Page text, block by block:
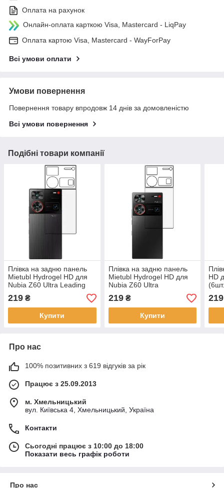
Оплата на рахунок
Онлайн-оплата карткою Visa, Mastercard - LiqPay
Оплата картою Visa, Mastercard - WayForPay
Всі умови оплати
Умови повернення
Повернення товару впродовж 14 днів за домовленістю
Всі умови повернення
Подібні товари компанії
Плівка на задню панель
Mietubl Hydrogel HD для
Nubia Z60 Ultra Leading
Version
219 ₴
Купити
Плівка на задню панель
Mietubl Hydrogel HD для
Nubia Z60 Ultra
219₴
Купити
HD
219
Про нас
100% позитивних з 619 відгуків за рік
Працює з 25.09.2013
м. Хмельницький
вул. Київська 4, Хмельницький, Україна
Контакти
Сьогодні працює з 10:00 до 18:00
Показати весь графік роботи
Про нас